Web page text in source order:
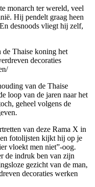
monarch ter wereld, veel
Hij pendelt graag heen
desnoods vliegt hij zelf,
Thaise koning het
decoraties
van de Thaise
loop van de jaren naar het
geheel volgens de
van deze Rama X in
fotolijsten kijkt hij op je
vloekt men niet”-oog.
de indruk ben van zijn
gezicht van de man,
decoraties werken